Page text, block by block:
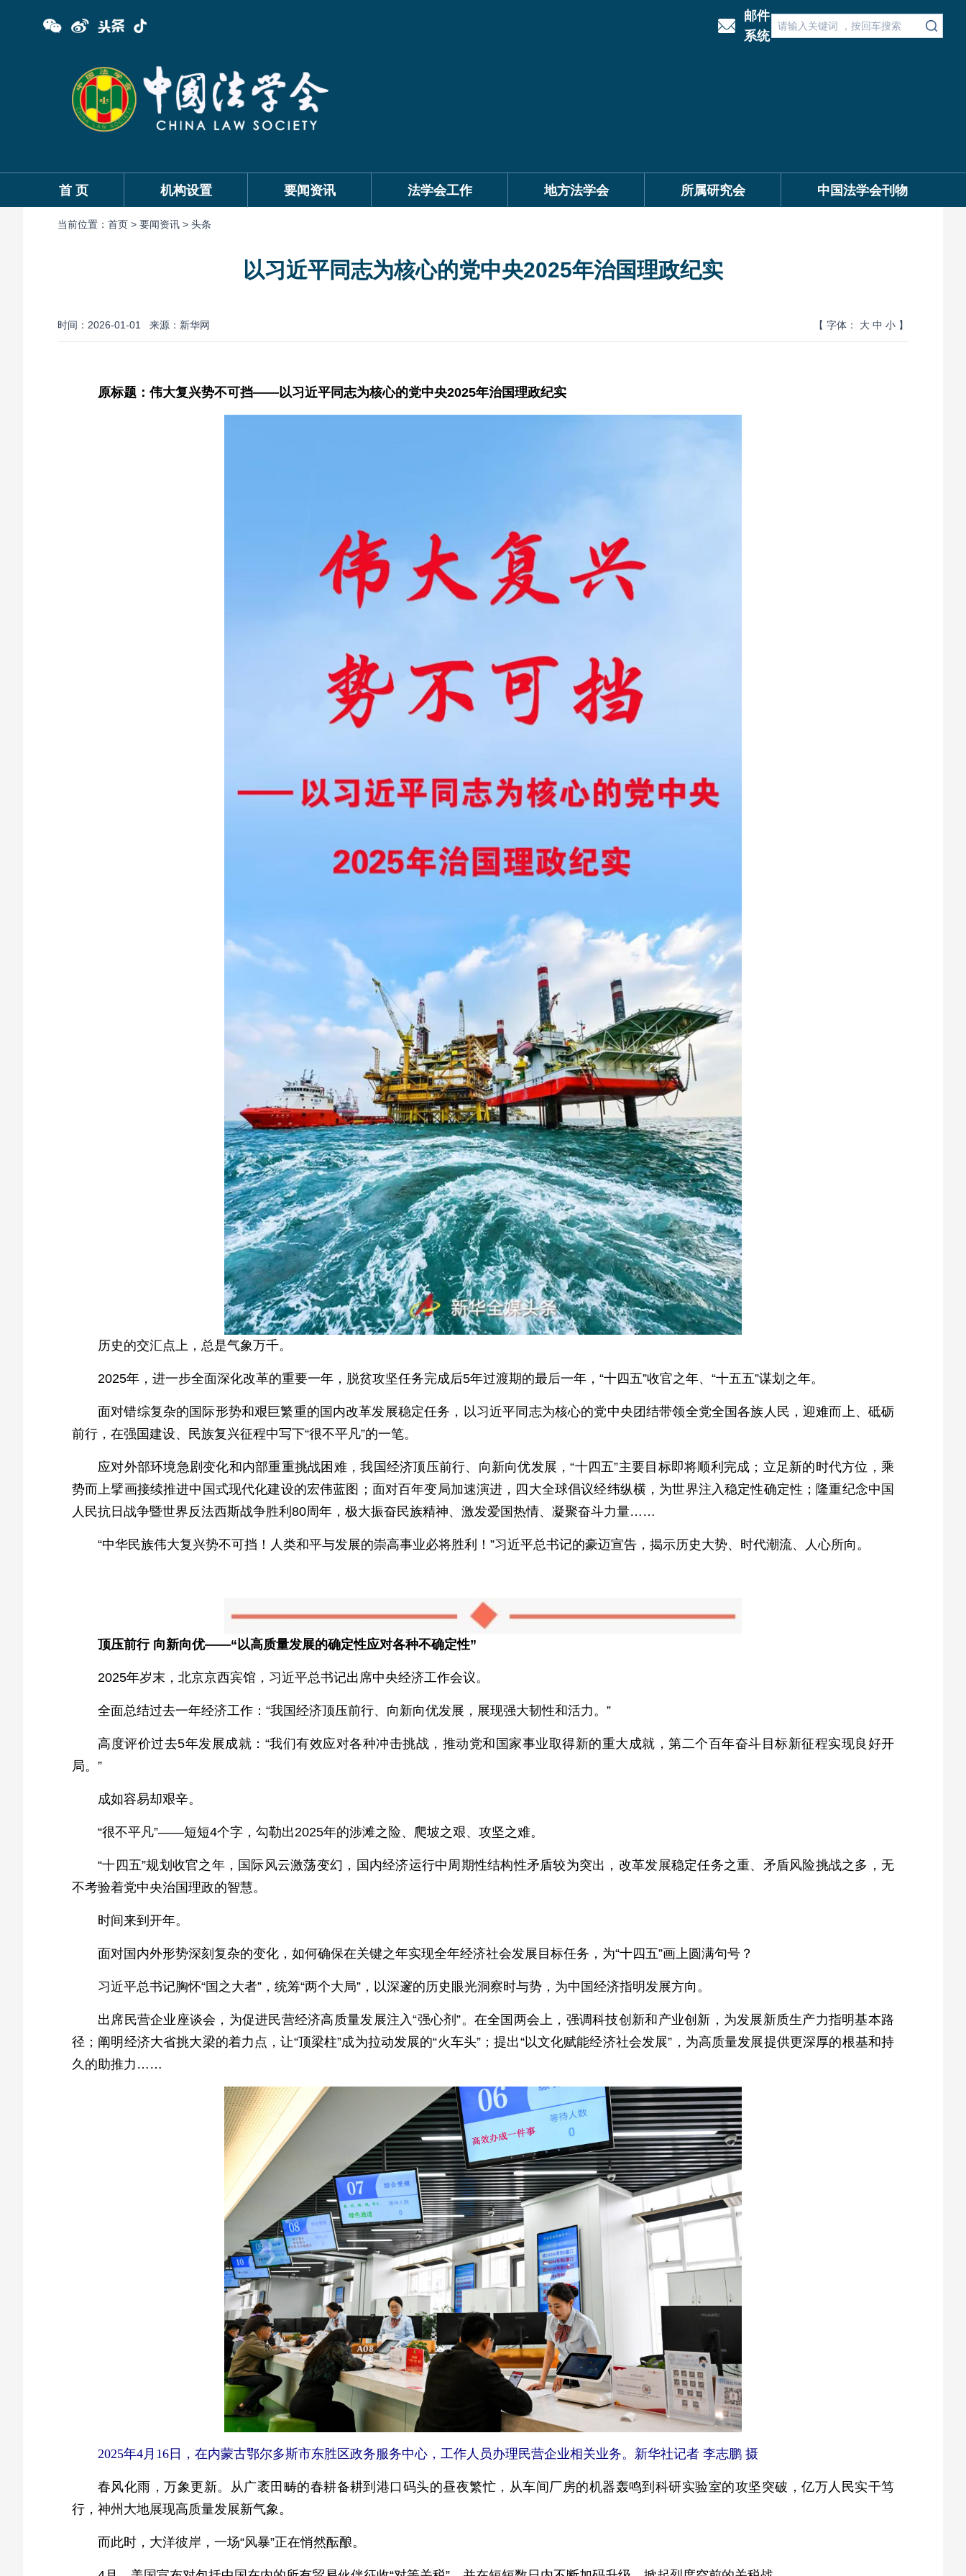
邮件
系统
首 页 机构设置 要闻资讯 法学会工作 地方法学会 所属研究会 中国法学会刊物
当前位置： 首页 > 要闻资讯 > 头条
以习近平同志为核心的党中央2025年治国理政纪实
时间：2026-01-01 来源：新华网 【 字体： 大 中 小 】
原标题：伟大复兴势不可挡——以习近平同志为核心的党中央2025年治国理政纪实
历史的交汇点上，总是气象万千。
2025年，进一步全面深化改革的重要一年，脱贫攻坚任务完成后5年过渡期的最后一年，“十四五”收官之年、“十五五”谋划之年。
面对错综复杂的国际形势和艰巨繁重的国内改革发展稳定任务，以习近平同志为核心的党中央团结带领全党全国各族人民，迎难而上、砥砺
前行，在强国建设、民族复兴征程中写下“很不平凡”的一笔。
应对外部环境急剧变化和内部重重挑战困难，我国经济顶压前行、向新向优发展，“十四五”主要目标即将顺利完成；立足新的时代方位，乘
势而上擘画接续推进中国式现代化建设的宏伟蓝图；面对百年变局加速演进，四大全球倡议经纬纵横，为世界注入稳定性确定性；隆重纪念中国
人民抗日战争暨世界反法西斯战争胜利80周年，极大振奋民族精神、激发爱国热情、凝聚奋斗力量……
“中华民族伟大复兴势不可挡！人类和平与发展的崇高事业必将胜利！”习近平总书记的豪迈宣告，揭示历史大势、时代潮流、人心所向。
顶压前行 向新向优——“以高质量发展的确定性应对各种不确定性”
2025年岁末，北京京西宾馆，习近平总书记出席中央经济工作会议。
全面总结过去一年经济工作：“我国经济顶压前行、向新向优发展，展现强大韧性和活力。”
高度评价过去5年发展成就：“我们有效应对各种冲击挑战，推动党和国家事业取得新的重大成就，第二个百年奋斗目标新征程实现良好开
局。”
成如容易却艰辛。
“很不平凡”——短短4个字，勾勒出2025年的涉滩之险、爬坡之艰、攻坚之难。
“十四五”规划收官之年，国际风云激荡变幻，国内经济运行中周期性结构性矛盾较为突出，改革发展稳定任务之重、矛盾风险挑战之多，无
不考验着党中央治国理政的智慧。
时间来到开年。
面对国内外形势深刻复杂的变化，如何确保在关键之年实现全年经济社会发展目标任务，为“十四五”画上圆满句号？
习近平总书记胸怀“国之大者”，统筹“两个大局”，以深邃的历史眼光洞察时与势，为中国经济指明发展方向。
出席民营企业座谈会，为促进民营经济高质量发展注入“强心剂”。在全国两会上，强调科技创新和产业创新，为发展新质生产力指明基本路
径；阐明经济大省挑大梁的着力点，让“顶梁柱”成为拉动发展的“火车头”；提出“以文化赋能经济社会发展”，为高质量发展提供更深厚的根基和持
久的助推力……
2025年4月16日，在内蒙古鄂尔多斯市东胜区政务服务中心，工作人员办理民营企业相关业务。新华社记者 李志鹏 摄
春风化雨，万象更新。从广袤田畴的春耕备耕到港口码头的昼夜繁忙，从车间厂房的机器轰鸣到科研实验室的攻坚突破，亿万人民实干笃
行，神州大地展现高质量发展新气象。
而此时，大洋彼岸，一场“风暴”正在悄然酝酿。